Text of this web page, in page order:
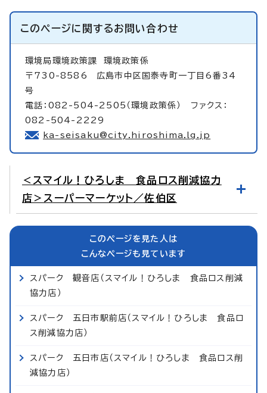
このページに関するお問い合わせ
環境局環境政策課 環境政策係
〒730-8586 広島市中区国泰寺町一丁目6番34
号
電話：082-504-2505（環境政策係） ファクス：
082-504-2229
ka-seisaku@city.hiroshima.lg.jp
＜スマイル！ひろしま 食品ロス削減協力
店＞スーパーマーケット／佐伯区
このページを見た人は
こんなページも見ています
スパーク 観音店（スマイル！ひろしま 食品ロス削減
協力店）
スパーク 五日市駅前店（スマイル！ひろしま 食品ロ
ス削減協力店）
スパーク 五日市店（スマイル！ひろしま 食品ロス削
減協力店）